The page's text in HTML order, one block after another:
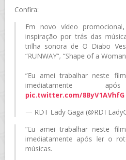
Confira:
Em novo vídeo
inspiração por trás das
trilha sonora de O Diabo
“RUNWAY”, “Shape of a
“Eu amei trabalhar neste
pic.twitter.com/8ByV1AVhfG
— RDT Lady Gaga
“Eu amei trabalhar neste
imediatamente após ler o
músicas.